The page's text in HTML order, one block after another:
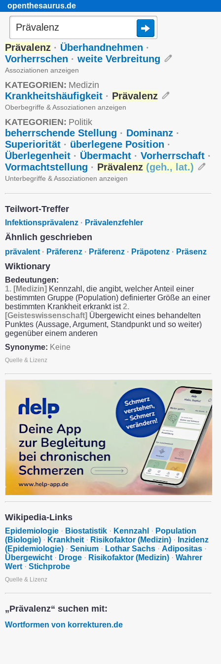
openthesaurus.de
Prävalenz · Überhandnehmen ·
Vorherrschen · weite Verbreitung
Assoziationen anzeigen
KATEGORIEN: Medizin
Krankheitshäufigkeit · Prävalenz
Oberbegriffe & Assoziationen anzeigen
KATEGORIEN: Politik
beherrschende Stellung · Dominanz ·
Superiorität · überlegene Position ·
Überlegenheit · Übermacht · Vorherrschaft ·
Vormachtstellung · Prävalenz (geh., lat.)
Unterbegriffe & Assoziationen anzeigen
Teilwort-Treffer
Infektionsprävalenz · Prävalenzfehler
Ähnlich geschrieben
prävalent · Präferenz · Präferenz · Präpotenz · Präsenz
Wiktionary
Bedeutungen:
1. [Medizin] Kennzahl, die angibt, welcher Anteil einer
bestimmten Gruppe (Population) definierter Größe an einer
bestimmten Krankheit erkrankt ist2.
[Geisteswissenschaft] Übergewicht eines behandelten
Punktes (Aussage, Argument, Standpunkt und so weiter)
gegenüber einem anderen
Synonyme: Keine
Quelle & Lizenz
Wikipedia-Links
Epidemiologie · Biostatistik · Kennzahl · Population
(Biologie) · Krankheit · Risikofaktor (Medizin) · Inzidenz
(Epidemiologie) · Senium · Lothar Sachs · Adipositas ·
Übergewicht · Droge · Risikofaktor (Medizin) · Wahrer
Wert · Stichprobe
Quelle & Lizenz
„Prävalenz“ suchen mit:
Wortformen von korrekturen.de